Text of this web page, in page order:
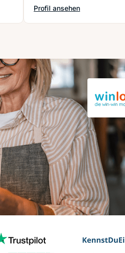
KONTOR²
Profil ansehen
: Cleanexpress Hamburg